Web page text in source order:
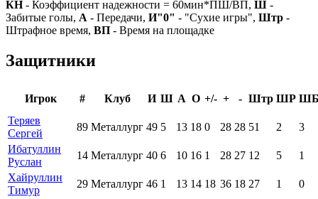
КН- Коэффициент надежности = 60мин*ПШ/ВП, Ш -
Забитые голы, А - Передачи, И"0" - "Сухие игры", Штр -
Штрафное время, ВП - Время на площадке
Защитники
Игрок # Клуб И Ш А О +/- + - Штр ШР
Теряев
Сергей
89 Металлург 49 5 13 18 0 28 28 51 2
3
Ибатуллин
Руслан
14 Металлург 40 6 10 16 1 28 27 12 5
1
Хайруллин
Тимур
29 Металлург 46 1 13 14 18 36 18 27 1
0